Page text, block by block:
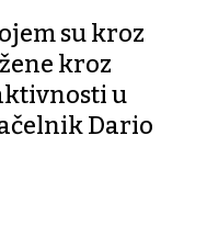
su kroz
kroz
u
Dario